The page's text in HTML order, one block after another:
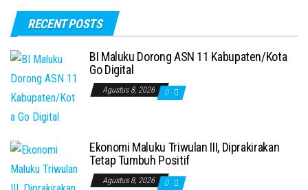
RECENT POSTS
BI Maluku Dorong ASN 11 Kabupaten/Kota
Go Digital
Agustus 8, 2026 0
Ekonomi Maluku Triwulan III, Diprakirakan
Tetap Tumbuh Positif
Agustus 8, 2026 0